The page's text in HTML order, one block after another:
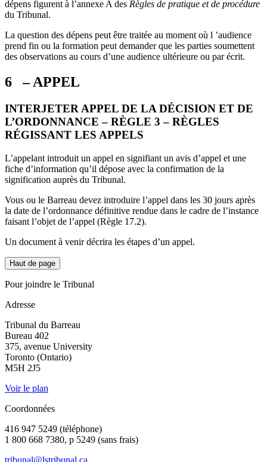
dépens figurent à l’annexe A des Règles de pratique et de procédure
du Tribunal.
La question des dépens peut être traitée au moment où l ’audience
prend fin ou la formation peut demander que les parties soumettent
des observations au cours d’une audience ultérieure ou par écrit.
6 – APPEL
INTERJETER APPEL DE LA DÉCISION ET DE
L’ORDONNANCE – RÈGLE 3 – RÈGLES
RÉGISSANT LES APPELS
L’appelant introduit un appel en signifiant un avis d’appel et une
fiche d’information qu’il dépose avec la confirmation de la
signification auprès du Tribunal.
Vous ou le Barreau devez introduire l’appel dans les 30 jours après
la date de l’ordonnance définitive rendue dans le cadre de l’instance
faisant l’objet de l’appel (Règle 17.2).
Un document à venir décrira les étapes d’un appel.
Haut de page
Pour joindre le Tribunal
Adresse
Tribunal du Barreau
Bureau 402
375, avenue University
Toronto (Ontario)
M5H 2J5
Voir le plan
Coordonnées
416 947 5249 (téléphone)
1 800 668 7380, p 5249 (sans frais)
tribunal@lstribunal.ca